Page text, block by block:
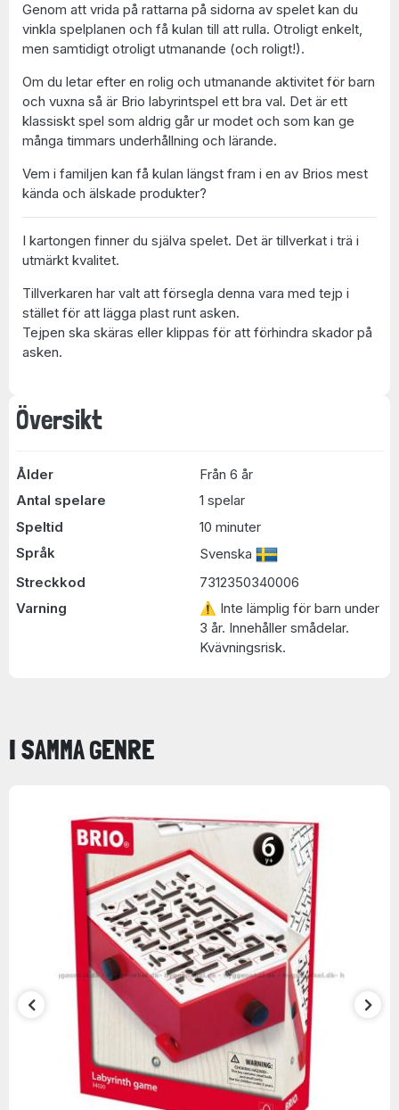
Översikt
Ålder
Från 6 år
Antal spelare
1 spelar
Speltid
10 minuter
Språk
Svenska
Streckkod
7312350340006
Varning
⚠ Inte lämplig för barn under
3 år. Innehåller smådelar.
Kvävningsrisk.
Genom att vrida på rattarna på sidorna av spelet kan du
vinkla spelplanen och få kulan till att rulla. Otroligt enkelt,
men samtidigt otroligt utmanande (och roligt!).
Om du letar efter en rolig och utmanande aktivitet för barn
och vuxna så är Brio labyrintspel ett bra val. Det är ett
klassiskt spel som aldrig går ur modet och som kan ge
många timmars underhållning och lärande.
Vem i familjen kan få kulan längst fram i en av Brios mest
kända och älskade produkter?
I kartongen finner du själva spelet. Det är tillverkat i trä i
utmärkt kvalitet.
Tillverkaren har valt att försegla denna vara med tejp i
stället för att lägga plast runt asken.
Tejpen ska skäras eller klippas för att förhindra skador på
asken.
I SAMMA GENRE